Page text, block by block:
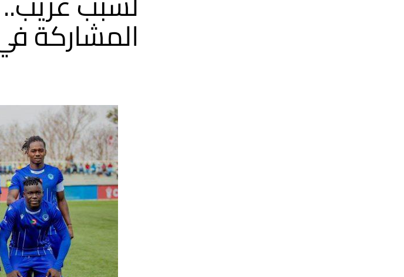
المشاركة